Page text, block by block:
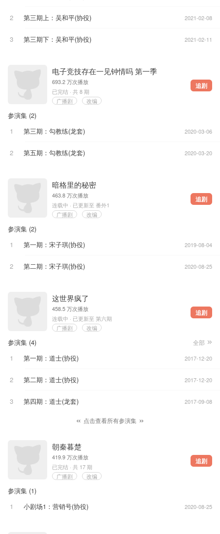
2 第三期上 ：吴和平(协役) 2021-02-08
3 第三期下 ：吴和平(协役) 2021-02-11
电子竞技存在一见钟情吗 第一季
693.2 万次播放
已完结 · 共 8 期
广播剧
改编
追剧
参演集 (2)
1
第三期 ：勾教练(龙套) 2020-03-06
2 第五期 ：勾教练(龙套) 2020-03-20
暗格里的秘密
463.8 万次播放
连载中 · 已更新至 番外1
广播剧
改编
追剧
参演集 (2)
1
第一期 ：宋子琪(协役) 2019-08-04
2 第二期 ：宋子琪(协役) 2020-08-25
这世界疯了
458.5 万次播放
连载中 · 已更新至 第六期
广播剧
改编
追剧
参演集 (4) 全部
1 第一期 ：道士(协役) 2017-12-20
2 第二期 ：道士(协役) 2017-12-20
3 第四期 ：道士(龙套) 2017-09-08
点击查看所有参演集
朝秦暮楚
419.9 万次播放
已完结 · 共 17 期
广播剧
改编
追剧
参演集 (1)
1
小剧场1 ：营销号(协役) 2020-08-25